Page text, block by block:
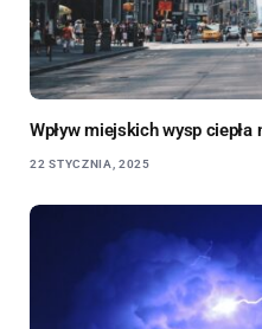
Wpływ miejskich wysp
22 STYCZNIA, 2025